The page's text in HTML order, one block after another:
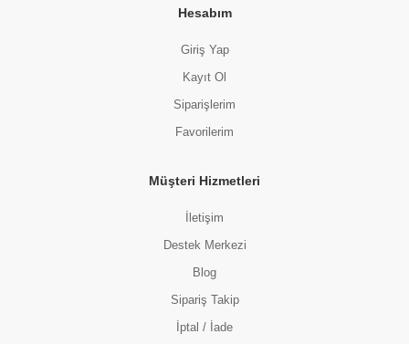
Hesabım
Giriş Yap
Kayıt Ol
Siparişlerim
Favorilerim
Müşteri Hizmetleri
İletişim
Destek Merkezi
Blog
Sipariş Takip
İptal / İade